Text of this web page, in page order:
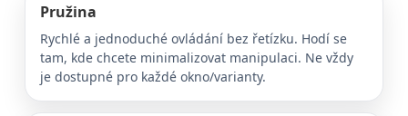
Pružina
Rychlé a jednoduché ovládání bez řetízku. Hodí se
tam, kde chcete minimalizovat manipulaci. Ne vždy
je dostupné pro každé okno/varianty.